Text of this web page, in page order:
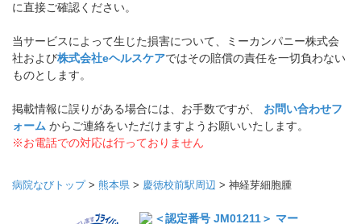
に直接ご確認ください。
当サービスによって生じた損害について、ミーカンパニー株式会
社および株式会社eヘルスケアではその賠償の責任を一切負わない
ものとします。
掲載情報に誤りがある場合には、お手数ですが、 お問い合わせフ
ォーム からご連絡をいただけますようお願いいたします。
※お電話での対応は行っておりません
病院なびトップ> 熊本県 > 慶徳校前駅周辺 > 神経芽細胞腫